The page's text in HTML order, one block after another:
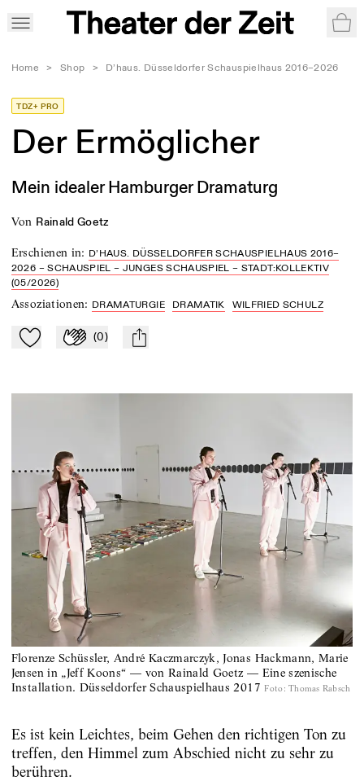
Home > Shop > D’haus. Düsseldorfer Schauspielhaus 2016–2026
TDZ+ PRO
Der Ermöglicher
Mein idealer Hamburger Dramaturg
von Rainald Goetz
Erschienen in: D’HAUS. DÜSSELDORFER SCHAUSPIELHAUS 2016–
2026 – SCHAUSPIEL – JUNGES SCHAUSPIEL – STADT:KOLLEKTIV
(05/2026)
Assoziationen: DRAMATURGIE DRAMATIK WILFRIED SCHULZ
Zu Mein-TdZ hinzufügen
Applaudieren
(0) mail
Florenze Schüssler, André Kaczmarczyk, Jonas Hackmann, Marie
Jensen in „Jeff Koons“ — von Rainald Goetz — Eine szenische
Installation. Düsseldorfer Schauspielhaus 2017 Foto: Thomas Rabsch
Es ist kein Leichtes, beim Gehen den richtigen Ton zu
treffen, den Himmel zum Abschied nicht zu sehr zu
berühren.